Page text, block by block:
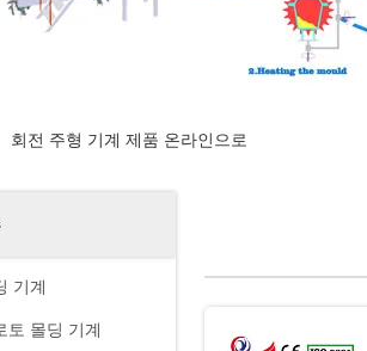
회전 주형 기계 제품 온라인으로
기계
토 몰딩 기계